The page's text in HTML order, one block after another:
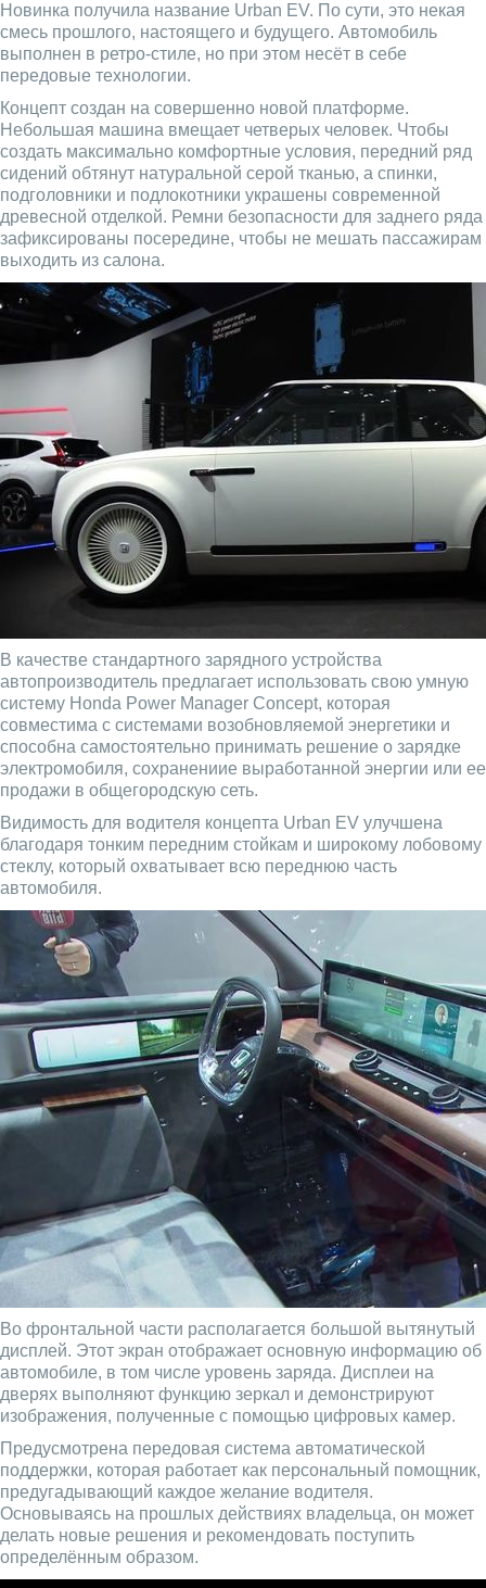
Новинка получила название Urban EV. По сути, это некая
смесь прошлого, настоящего и будущего. Автомобиль
выполнен в ретро-стиле, но при этом несёт в себе
передовые технологии.
Концепт создан на совершенно новой платформе.
Небольшая машина вмещает четверых человек. Чтобы
создать максимально комфортные условия, передний ряд
сидений обтянут натуральной серой тканью, а спинки,
подголовники и подлокотники украшены современной
древесной отделкой. Ремни безопасности для заднего ряда
зафиксированы посередине, чтобы не мешать пассажирам
выходить из салона.
В качестве стандартного зарядного устройства
автопроизводитель предлагает использовать свою умную
систему Honda Power Manager Concept, которая
совместима с системами возобновляемой энергетики и
способна самостоятельно принимать решение о зарядке
электромобиля, сохранениие выработанной энергии или ее
продажи в общегородскую сеть.
Видимость для водителя концепта Urban EV улучшена
благодаря тонким передним стойкам и широкому лобовому
стеклу, который охватывает всю переднюю часть
автомобиля.
Во фронтальной части располагается большой вытянутый
дисплей. Этот экран отображает основную информацию об
автомобиле, в том числе уровень заряда. Дисплеи на
дверях выполняют функцию зеркал и демонстрируют
изображения, полученные с помощью цифровых камер.
Предусмотрена передовая система автоматической
поддержки, которая работает как персональный помощник,
предугадывающий каждое желание водителя.
Основываясь на прошлых действиях владельца, он может
делать новые решения и рекомендовать поступить
определённым образом.